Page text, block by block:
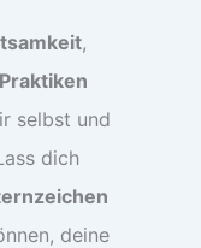
,
selbst und
dich
deine